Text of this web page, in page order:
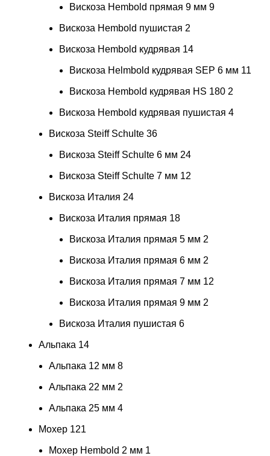
Вискоза Hembold прямая 9 мм 9
Вискоза Hembold пушистая 2
Вискоза Hembold кудрявая 14
Вискоза Helmbold кудрявая SEP 6 мм 11
Вискоза Hembold кудрявая HS 180 2
Вискоза Hembold кудрявая пушистая 4
Вискоза Steiff Schulte 36
Вискоза Steiff Schulte 6 мм 24
Вискоза Steiff Schulte 7 мм 12
Вискоза Италия 24
Вискоза Италия прямая 18
Вискоза Италия прямая 5 мм 2
Вискоза Италия прямая 6 мм 2
Вискоза Италия прямая 7 мм 12
Вискоза Италия прямая 9 мм 2
Вискоза Италия пушистая 6
Альпака 14
Альпака 12 мм 8
Альпака 22 мм 2
Альпака 25 мм 4
Мохер 121
Мохер Hembold 2 мм 1